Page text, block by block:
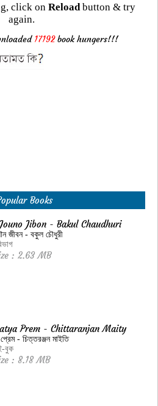
click on Reloadbutton & try
again.
17192book hungers!!!
Books
Jibon - Bakul Chaudhuri
জীবন - বকুল চৌধুরী
: 2.63 MB
Prem - Chittaranjan Maity
- চিত্তরঞ্জন মাইতি
বুক
: 8.18 MB